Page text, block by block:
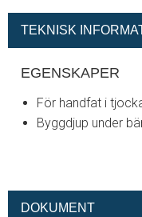
TEKNISK
EGENSKAPER
För handfat i
Byggdjup under
DOKUMENT